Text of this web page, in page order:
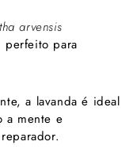
arvensis
perfeito para
a lavanda é ideal
a mente e